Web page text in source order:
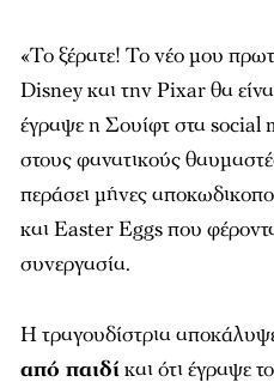
«Το ξέρατε! Το νέο μου
Disney και την Pixar θα
έγραψε η Σουίφτ στα social
στους φανατικούς
περάσει μήνες
και Easter Eggs που
συνεργασία.
Η τραγουδίστρια
από παιδίκαι ότι έγραψε